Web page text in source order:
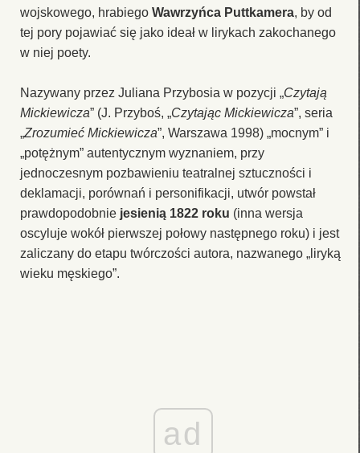
wojskowego, hrabiego Wawrzyńca Puttkamera, by od
tej pory pojawiać się jako ideał w lirykach zakochanego
w niej poety.
Nazywany przez Juliana Przybosia w pozycji „Czytają
Mickiewicza” (J. Przyboś, „Czytając Mickiewicza”, seria
„Zrozumieć Mickiewicza”, Warszawa 1998) „mocnym” i
„potężnym” autentycznym wyznaniem, przy
jednoczesnym pozbawieniu teatralnej sztuczności i
deklamacji, porównań i personifikacji, utwór powstał
prawdopodobnie jesienią 1822 roku (inna wersja
oscyluje wokół pierwszej połowy następnego roku) i jest
zaliczany do etapu twórczości autora, nazwanego „liryką
wieku męskiego”.
ad